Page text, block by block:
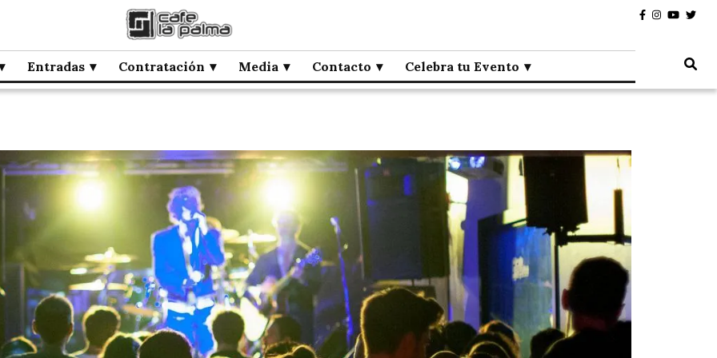
Entradas Contratación Media Contacto Celebra tu Evento